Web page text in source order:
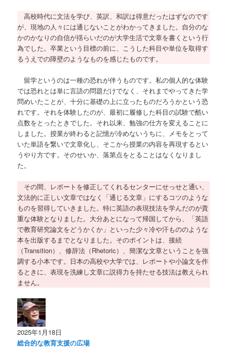
高校時代に文法を学び、英訳、和訳は得意だったはずなのです
が、現地の人々には通じないことがわかってきました。自分のな
かのかなりの自信が揺らいだのが大学生活で文章を書くという行
為でした。卒業という目標の前に、こうした科目や単位を取得す
るうえでの障壁のようなものを感じたものです。
留学というのは一種の恐れが伴うものです。私の個人的な体験
では恐れとは単に言語の問題だけでなく、それまでやってきた学
問めいたことが、十分に基礎の上に立ったものだろうかという恐
れです。それを体験したのが、最初に履修した科目の試験で酷い
点数をとったときでした。それ以来、勉強の仕方を変えることに
しました。授業が終わると記憶が冷めないうちに、メモをとって
いた単語を繋いで文章化し、そこから授業の内容を再現するとい
うやり方です。そのせいか、落第点をとることはなくなりまし
た。
その間、レポートを修正してくれるセンターにせっせと通い、
文法的に正しい文章ではなく「通じる文章」にするコツのような
ものを習得していきました。特に英語の表現技法を学んだのが貴
重な体験となりました。大分あとになって帰国してから、「英語
で教育研究論文をどうかくか」といった少々冷や汗もののような
本を出版するまでとなりました。そのポイントは、接続
（Transition）、修辞法（Rhetoric）、簡潔な文章ということを強
調する小本です。日本の高校や大学では、レポートや小論文を作
るときに、表現を洗練し文章に説得力を持たせる技法は教えられ
ません。
2025年1月18日
総合的な教育支援の広場